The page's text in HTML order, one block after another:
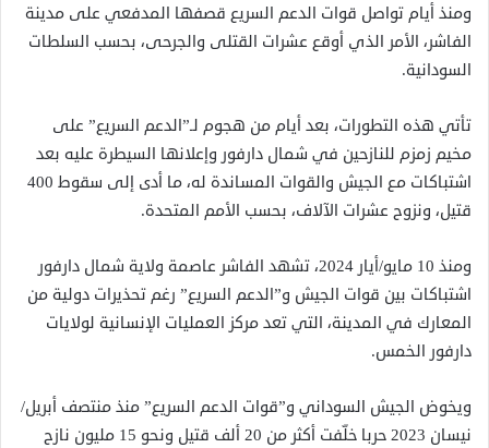
ومنذ أيام تواصل قوات الدعم السريع قصفها المدفعي على مدينة
الفاشر، الأمر الذي أوقع عشرات القتلى والجرحى، بحسب السلطات
السودانية.
تأتي هذه التطورات، بعد أيام من هجوم لـ”الدعم السريع” على
مخيم زمزم للنازحين في شمال دارفور وإعلانها السيطرة عليه بعد
اشتباكات مع الجيش والقوات المساندة له، ما أدى إلى سقوط 400
قتيل، ونزوح عشرات الآلاف، بحسب الأمم المتحدة.
ومنذ 10 مايو/أيار 2024، تشهد الفاشر عاصمة ولاية شمال دارفور
اشتباكات بين قوات الجيش و”الدعم السريع” رغم تحذيرات دولية من
المعارك في المدينة، التي تعد مركز العمليات الإنسانية لولايات
دارفور الخمس.
ويخوض الجيش السوداني و”قوات الدعم السريع” منذ منتصف أبريل/
نيسان 2023 حربا خلّفت أكثر من 20 ألف قتيل ونحو 15 مليون نازح